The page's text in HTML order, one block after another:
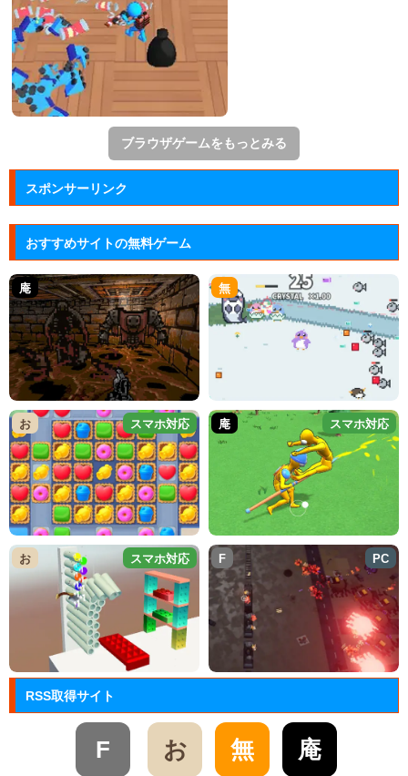
ブラウザゲームをもっとみる
スポンサーリンク
おすすめサイトの無料ゲーム
庵 無
お スマホ対応 庵 スマホ対応
お スマホ対応 F PC
RSS取得サイト
F お 無 庵